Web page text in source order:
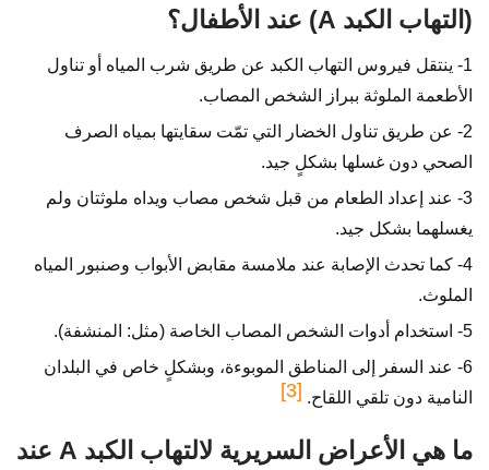
(التهاب الكبد A) عند الأطفال؟
1- ينتقل فيروس التهاب الكبد عن طريق شرب المياه أو تناول
الأطعمة الملوثة ببراز الشخص المصاب.
2- عن طريق تناول الخضار التي تمّت سقايتها بمياه الصرف
الصحي دون غسلها بشكلٍ جيد.
3- عند إعداد الطعام من قبل شخص مصاب ويداه ملوثتان ولم
يغسلهما بشكل جيد.
4- كما تحدث الإصابة عند ملامسة مقابض الأبواب وصنبور المياه
الملوث.
5- استخدام أدوات الشخص المصاب الخاصة (مثل: المنشفة).
6- عند السفر إلى المناطق الموبوءة، وبشكلٍ خاص في البلدان
النامية دون تلقي اللقاح. [3]
ما هي الأعراض السريرية لالتهاب الكبد A عند